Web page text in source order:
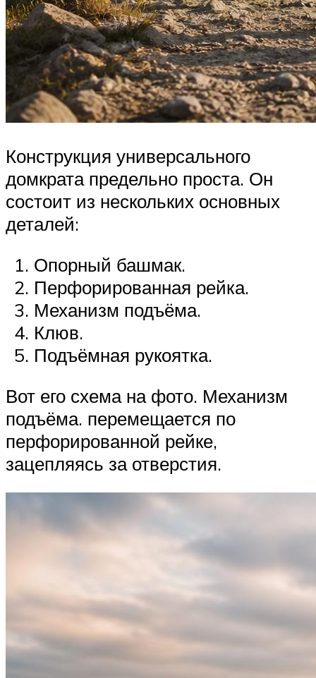
Конструкция универсального
домкрата предельно проста. Он
состоит из нескольких основных
деталей:
Опорный башмак.
Перфорированная рейка.
Механизм подъёма.
Клюв.
Подъёмная рукоятка.
Вот его схема на фото. Механизм
подъёма. перемещается по
перфорированной рейке,
зацепляясь за отверстия.